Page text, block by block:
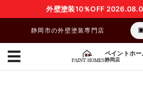
外壁塗装10％OFF
静岡市の外壁塗装専門店
ペイントホ
静岡店
☰